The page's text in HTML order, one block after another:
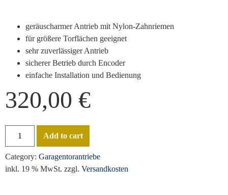
geräuscharmer Antrieb mit Nylon-Zahnriemen
für größere Torflächen geeignet
sehr zuverlässiger Antrieb
sicherer Betrieb durch Encoder
einfache Installation und Bedienung
320,00 €
Add to cart
Category: Garagentorantriebe
inkl. 19 % MwSt. zzgl. Versandkosten